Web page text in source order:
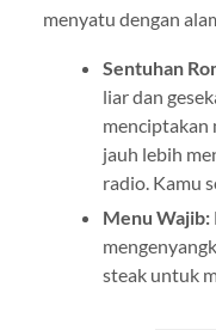
menyatu dengan
Sentuhan
liar dan
menciptakan
jauh lebih
radio. Kamu
Menu Wajib:
steak untuk